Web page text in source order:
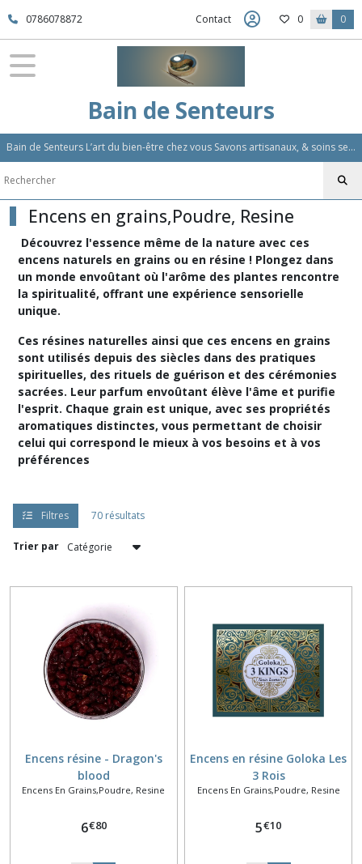
0786078872 Contact 0 0
Bain de Senteurs
Bain de Senteurs L’art du bien-être chez vous Savons artisanaux, & soins sensoriels, Aromathérapie et Parfums d'Ambiance,Soin Des Cheveux
Encens en grains,Poudre, Resine
Découvrez l'essence même de la nature avec ces
encens naturels en grains ou en résine ! Plongez dans
un monde envoûtant où l'arôme des plantes rencontre
la spiritualité, offrant une expérience sensorielle
unique.
Ces résines naturelles ainsi que ces encens en grains
sont utilisés depuis des siècles dans des pratiques
spirituelles, des rituels de guérison et des cérémonies
sacrées. Leur parfum envoûtant élève l'âme et purifie
l'esprit. Chaque grain est unique, avec ses propriétés
aromatiques distinctes, vous permettant de choisir
celui qui correspond le mieux à vos besoins et à vos
préférences
Filtres 70 résultats
Trier par
Encens résine - Dragon's
blood
Encens En Grains,Poudre, Resine
6€80
Encens en résine Goloka Les
3 Rois
Encens En Grains,Poudre, Resine
5€10
Fermer
FILTRES
Encens
en
Resine
(70)
Afficher
les
résultats